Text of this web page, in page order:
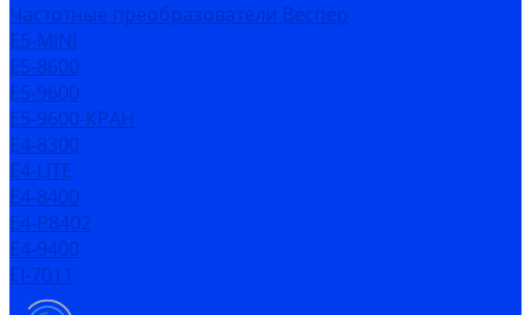
Частотные преобразователи Веспер
Е5-MINI
Е5-8600
Е5-9600
Е5-9600-КРАН
Е4-8300
Е4-LITE
E4-8400
Е4-P8402
E4-9400
EI-7011